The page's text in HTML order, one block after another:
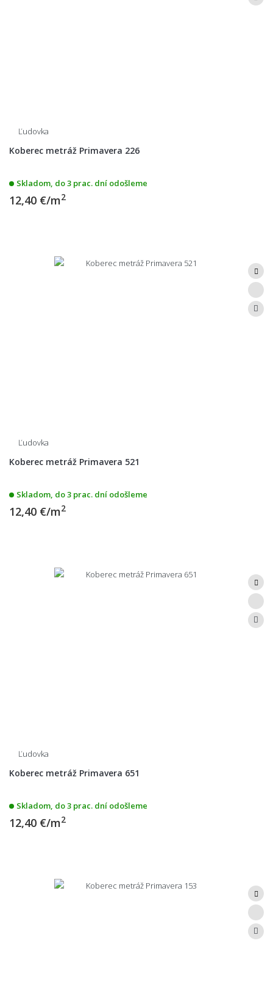
Ľudovka
Koberec metráž Primavera 226
Skladom, do 3 prac. dní odošleme
12,40 €/m2
Ľudovka
Koberec metráž Primavera 521
Skladom, do 3 prac. dní odošleme
12,40 €/m2
Ľudovka
Koberec metráž Primavera 651
Skladom, do 3 prac. dní odošleme
12,40 €/m2